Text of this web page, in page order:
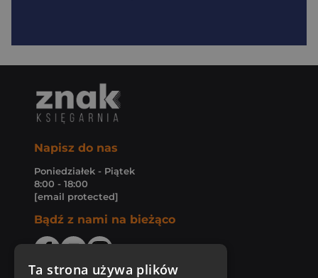
Napisz do nas
Poniedziałek - Piątek
8:00 - 18:00
[email protected]
Bądź z nami na bieżąco
Ta strona używa plików